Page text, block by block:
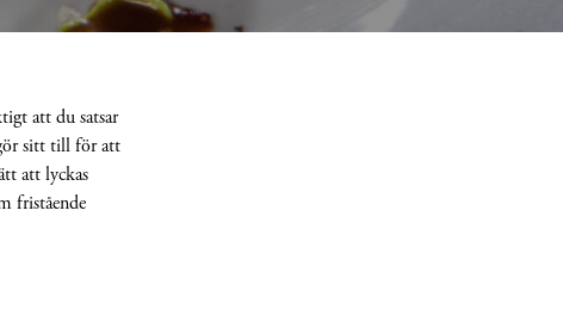
att du satsar
sitt till för att
att lyckas
fristående